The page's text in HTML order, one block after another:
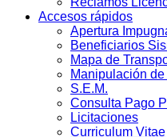
Accesos rápidos
Apertura
Beneficiarios
Mapa de
Manipulación
S.E.M.
Consulta Pago
Licitaciones
Curriculum Vitae